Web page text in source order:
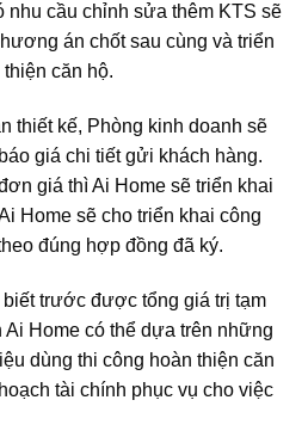
nhu cầu chỉnh sửa thêm KTS sẽ
án chốt sau cùng và triển
căn hộ.
thiết kế, Phòng kinh doanh sẽ
giá chi tiết gửi khách hàng.
giá thì Ai Home sẽ triển khai
Home sẽ cho triển khai công
đúng hợp đồng đã ký.
trước được tổng giá trị tạm
Ai Home có thể dựa trên những
dùng thi công hoàn thiện căn
tài chính phục vụ cho việc